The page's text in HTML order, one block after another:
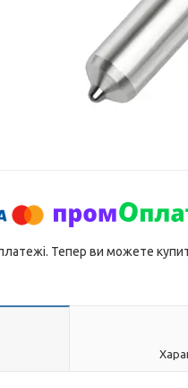
платежі. Тепер ви можете